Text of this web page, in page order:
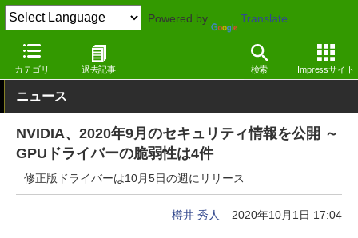
Powered by Translate
カテゴリ 過去記事 検索 Impressサイト
窓の杜 セキュリティ
ニュース
NVIDIA、2020年9月のセキュリティ情報を公開 ～
GPUドライバーの脆弱性は4件
修正版ドライバーは10月5日の週にリリース
樽井 秀人 2020年10月1日 17:04